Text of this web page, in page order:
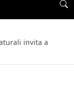
invita a